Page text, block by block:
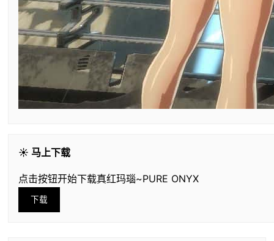
☀️ 马上下载
点击按钮开始下载真红玛瑙~PURE ONYX
下载